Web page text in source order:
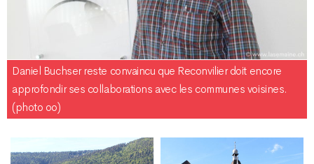
Daniel Buchser reste convaincu que Reconvilier doit encore
approfondir ses collaborations avec les communes voisines.
(photo oo)